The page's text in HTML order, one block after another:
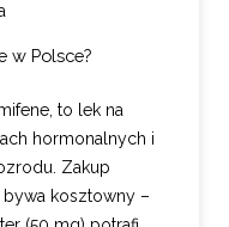
w Polsce?
to lek na
hormonalnych i
Zakup
bywa kosztowny –